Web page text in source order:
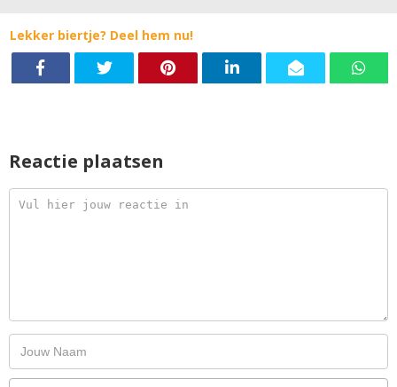
Lekker biertje? Deel hem nu!
Reactie plaatsen